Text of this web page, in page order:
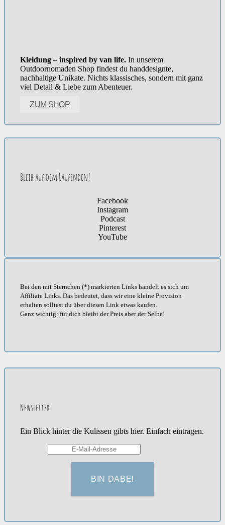
Kleidung – inspired by van life. In unserem
Outdoornomaden Shop findest du handdesignte,
nachhaltige Unikate. Nichts klassisches, sondern mit ganz
viel Detail & Liebe zum Abenteuer.
ZUM SHOP
Bleib auf dem Laufenden!
Facebook
Instagram
Podcast
Pinterest
YouTube
Bei den mit Sternchen (*) markierten Links handelt es sich um
Affiliate Links. Das bedeutet, dass wir eine kleine Provision
erhalten solltest du über diesen Link etwas kaufen.
Ganz wichtig: für dich bleibt der Preis aber der Selbe!
Newsletter
Ein Blick hinter die Kulissen gibts hier. Einfach eintragen.